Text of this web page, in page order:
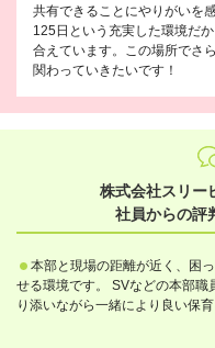
共有できることにやりがいを
125日という充実した環境だ
合えています。この場所でさ
関わっていきたいです！
株式会社スリー
社員からの評
本部と現場の距離が近く、困
せる環境です。 SVなどの本部
り添いながら一緒により良い保育